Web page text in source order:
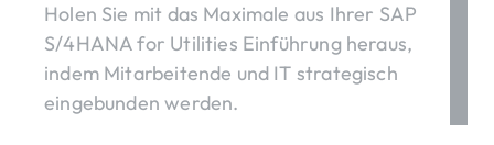
Holen Sie mit das Maximale aus Ihrer SAP
S/4HANA for Utilities Einführung heraus,
indem Mitarbeitende und IT strategisch
eingebunden werden.